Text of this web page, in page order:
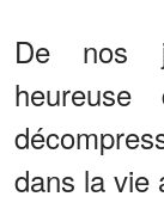
De nos
dans la vie